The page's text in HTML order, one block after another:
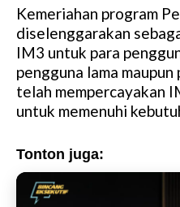
Kemeriahan program
diselenggarakan
IM3 untuk para
pengguna lama
telah mempercayakan
untuk memenuhi
Tonton juga: